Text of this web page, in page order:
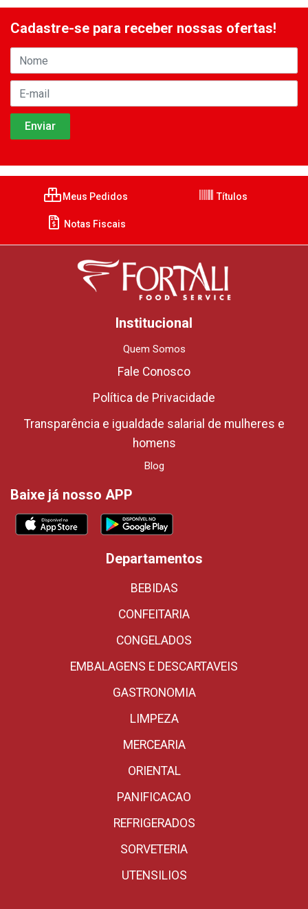
Cadastre-se para receber nossas ofertas!
Meus Pedidos Títulos
Notas Fiscais
Institucional
Quem Somos
Fale Conosco
Política de Privacidade
Transparência e igualdade salarial de mulheres e
homens
Blog
Baixe já nosso APP
Departamentos
BEBIDAS
CONFEITARIA
CONGELADOS
EMBALAGENS E DESCARTAVEIS
GASTRONOMIA
LIMPEZA
MERCEARIA
ORIENTAL
PANIFICACAO
REFRIGERADOS
SORVETERIA
UTENSILIOS